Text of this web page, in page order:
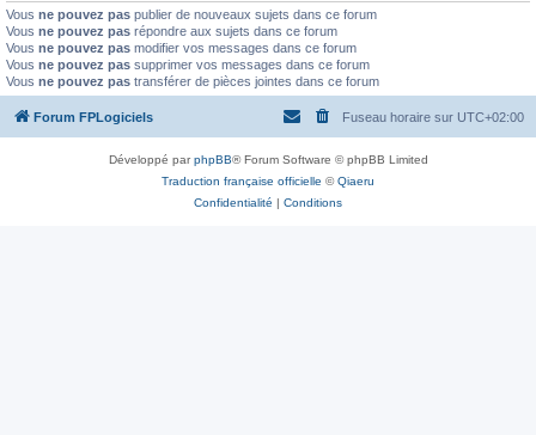
Vous ne pouvez pas publier de nouveaux sujets dans ce forum
Vous ne pouvez pas répondre aux sujets dans ce forum
Vous ne pouvez pas modifier vos messages dans ce forum
Vous ne pouvez pas supprimer vos messages dans ce forum
Vous ne pouvez pas transférer de pièces jointes dans ce forum
Forum FPLogiciels Fuseau horaire sur UTC+02:00
Développé parphpBB® Forum Software © phpBB Limited
Traduction française officielle ©Qiaeru
Confidentialité | Conditions